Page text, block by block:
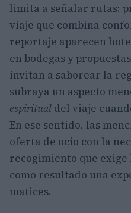
limita a señalar rutas:
viaje que combina
reportaje aparecen
en bodegas y
invitan a saborear la
subraya un aspecto
espiritual del viaje
En ese sentido, las
oferta de ocio con la
recogimiento que
como resultado una
matices.